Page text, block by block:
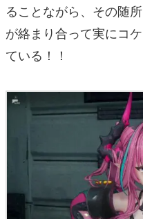
ることながら、その随
が絡まり合って実にコ
ている！！